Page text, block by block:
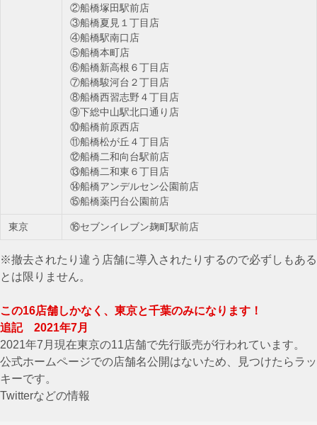
②船橋塚田駅前店
③船橋夏見１丁目店
④船橋駅南口店
⑤船橋本町店
⑥船橋新高根６丁目店
⑦船橋駿河台２丁目店
⑧船橋西習志野４丁目店
⑨下総中山駅北口通り店
⑩船橋前原西店
⑪船橋松が丘４丁目店
⑫船橋二和向台駅前店
⑬船橋二和東６丁目店
⑭船橋アンデルセン公園前店
⑮船橋薬円台公園前店
東京 ⑯セブンイレブン麹町駅前店
※撤去されたり違う店舗に導入されたりするので必ずしもある
とは限りません。
この16店舗しかなく、東京と千葉のみになります！
追記 2021年7月
2021年7月現在東京の11店舗で先行販売が行われています。
公式ホームページでの店舗名公開はないため、見つけたらラッ
キーです。
Twitterなどの情報